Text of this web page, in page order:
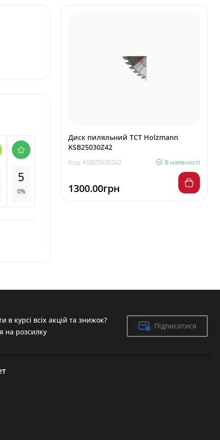
5
0%
Диск пиляльний ТСТ Holzmann
KSB25030Z42
Код: KSB25030Z42 В наявності
1300.00грн
в курсі всіх акцій та знижок?
на розсилку
Підписатися
Підписатися